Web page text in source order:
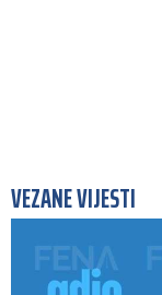
VEZANE VIJESTI